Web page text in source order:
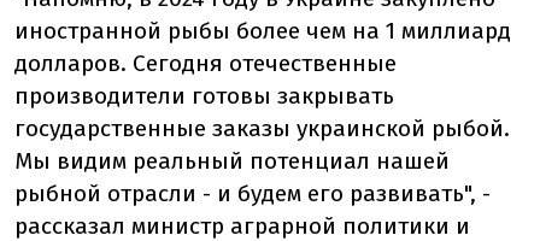
иностранной рыбы более чем на 1 миллиард
долларов. Сегодня отечественные
производители готовы закрывать
государственные заказы украинской рыбой.
Мы видим реальный потенциал нашей
рыбной отрасли - и будем его развивать", -
рассказал министр аграрной политики и